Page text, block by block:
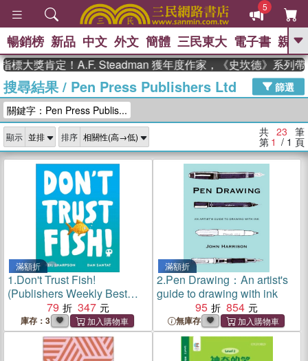
5
GO
熱搜： 東野圭吾 、 高希均教授回憶錄
、 The Odyssey 、 父親節 、 如果歷
獎 臺灣漫遊錄 、 方念華 、 台灣的李
登輝時代
數學女孩：黎曼猜想 、
偉大的迷走神經
暢銷榜 新品 中文 外文 簡體 三民東大 電子書 親子
獎肯定！A.F. Steadman 獲年度作家，《史坎德》系列帶你
搜尋結果/ Pen Press Publishers Ltd
篩選
關鍵字：Pen Press Publis...
顯示 排序 共 23 筆
第 1 / 1 頁
滿額折
1.Don't Trust Fish!
(Publishers Weekly Best
Books of 2025)(英國版)
79 347
庫存：3
滿額折
2.Pen Drawing：An artist's
guide to drawing with ink
95
854
無庫存